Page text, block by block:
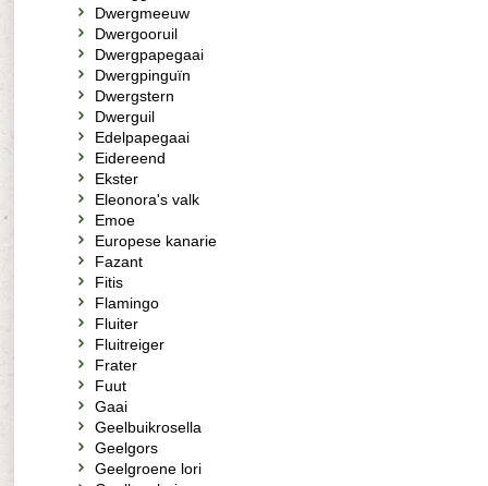
Dwergmeeuw
Dwergooruil
Dwergpapegaai
Dwergpinguïn
Dwergstern
Dwerguil
Edelpapegaai
Eidereend
Ekster
Eleonora's valk
Emoe
Europese kanarie
Fazant
Fitis
Flamingo
Fluiter
Fluitreiger
Frater
Fuut
Gaai
Geelbuikrosella
Geelgors
Geelgroene lori